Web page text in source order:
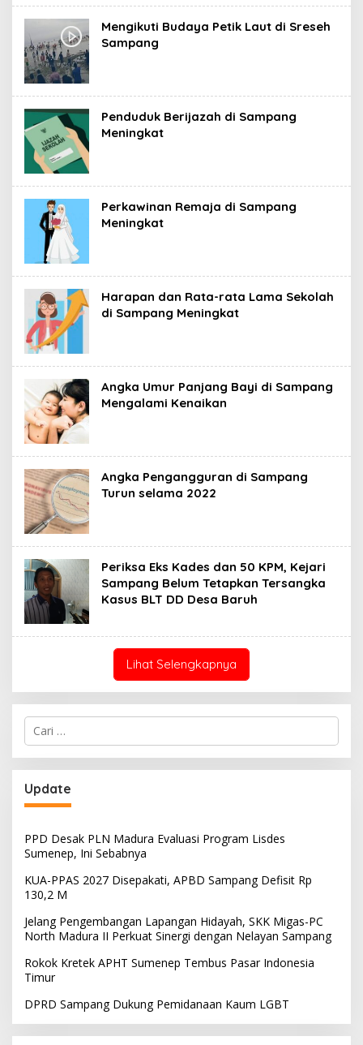
Mengikuti Budaya Petik Laut di Sreseh
Sampang
Penduduk Berijazah di Sampang
Meningkat
Perkawinan Remaja di Sampang
Meningkat
Harapan dan Rata-rata Lama Sekolah
di Sampang Meningkat
Angka Umur Panjang Bayi di Sampang
Mengalami Kenaikan
Angka Pengangguran di Sampang
Turun selama 2022
Periksa Eks Kades dan 50 KPM, Kejari
Sampang Belum Tetapkan Tersangka
Kasus BLT DD Desa Baruh
Lihat Selengkapnya
Cari
untuk:
Update
PPD Desak PLN Madura Evaluasi Program Lisdes
Sumenep, Ini Sebabnya
KUA-PPAS 2027 Disepakati, APBD Sampang Defisit Rp
130,2 M
Jelang Pengembangan Lapangan Hidayah, SKK Migas-PC
North Madura II Perkuat Sinergi dengan Nelayan Sampang
Rokok Kretek APHT Sumenep Tembus Pasar Indonesia
Timur
DPRD Sampang Dukung Pemidanaan Kaum LGBT